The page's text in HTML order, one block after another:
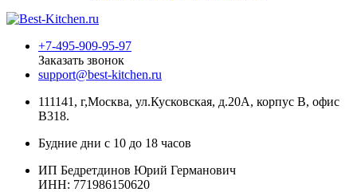
+7-495-909-95-97
Заказать звонок
support@best-kitchen.ru
111141, г,Москва, ул.Кусковская, д.20А, корпус В, офис
В318.
Будние дни с 10 до 18 часов
ИП Бедретдинов Юрий Германович
ИНН: 771986150620